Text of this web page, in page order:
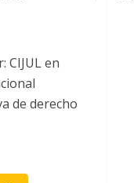
CIJUL en
de derecho